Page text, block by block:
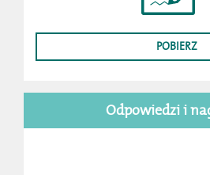
POBIERZ
Odpowiedzi i